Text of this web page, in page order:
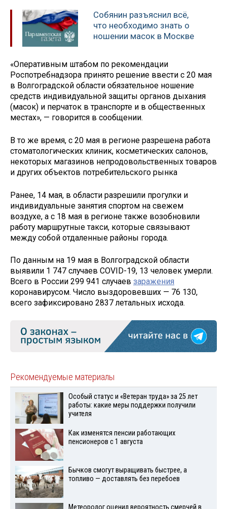
Собянин разъяснил всё,
что необходимо знать о
ношении масок в Москве
«Оперативным штабом по рекомендации
Роспотребнадзора принято решение ввести с 20 мая
в Волгоградской области обязательное ношение
средств индивидуальной защиты органов дыхания
(масок) и перчаток в транспорте и в общественных
местах», — говорится в сообщении.
В то же время, с 20 мая в регионе разрешена работа
стоматологических клиник, косметических салонов,
некоторых магазинов непродовольственных товаров
и других объектов потребительского рынка
Ранее, 14 мая, в области разрешили прогулки и
индивидуальные занятия спортом на свежем
воздухе, а с 18 мая в регионе также возобновили
работу маршрутные такси, которые связывают
между собой отдаленные районы города.
По данным на 19 мая в Волгоградской области
выявили 1 747 случаев COVID-19, 13 человек умерли.
Всего в России 299 941 случаев заражения
коронавирусом. Число выздоровевших — 76 130,
всего зафиксировано 2837 летальных исхода.
Рекомендуемые материалы
Особый статус и «Ветеран труда» за 25 лет
работы: какие меры поддержки получили
учителя
Как изменятся пенсии работающих
пенсионеров с 1 августа
Бычков смогут выращивать быстрее, а
топливо — доставлять без перебоев
Метеоролог оценил вероятность смерчей в